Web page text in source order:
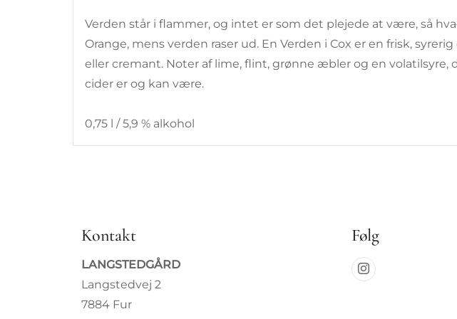
Verden står i flammer, og intet er som det plejede at være, så
Orange, mens verden raser ud. En Verden i Cox er en frisk,
eller cremant. Noter af lime, flint, grønne æbler og en
cider er og kan være.
0,75 l / 5,9 % alkohol
Kontakt
LANGSTEDGÅRD
Langstedvej 2
7884 Fur
Følg